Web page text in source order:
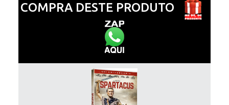
COMPRA DESTE PRODUTO